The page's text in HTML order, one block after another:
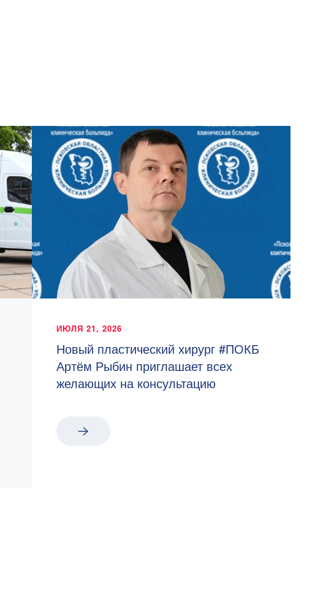
ИЮЛЯ 21, 2026
Новый пластический хирург #ПОКБ
Артём Рыбин приглашает всех
желающих на консультацию